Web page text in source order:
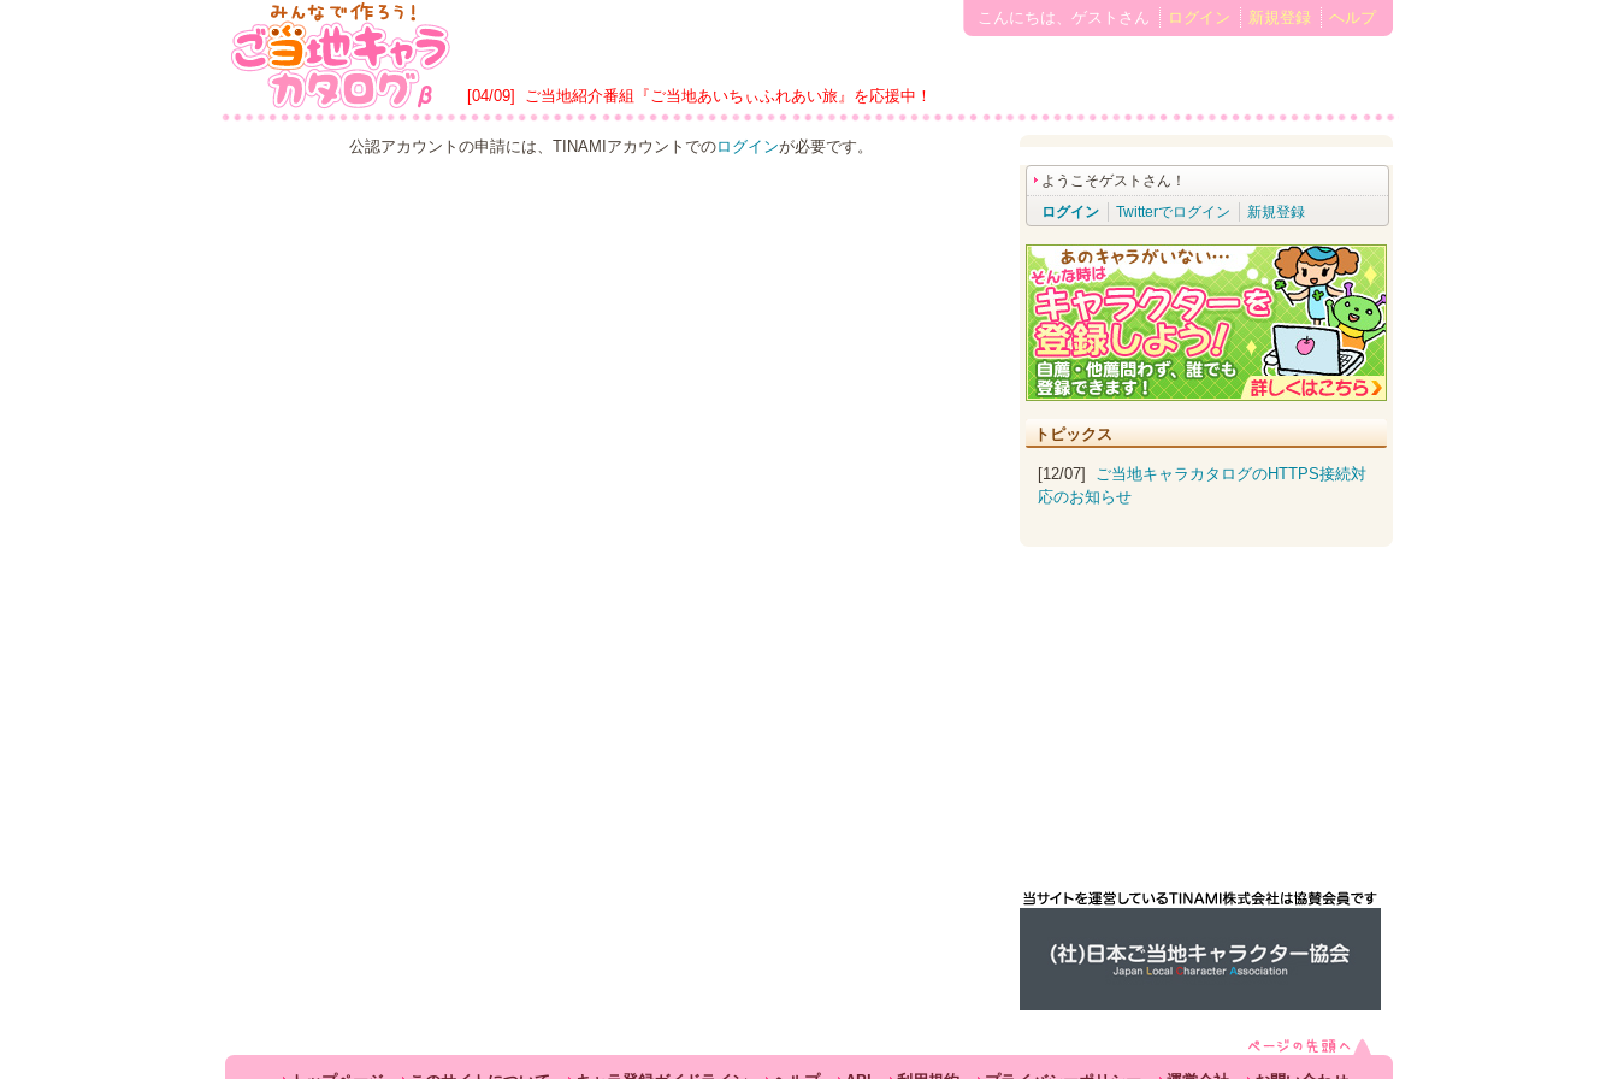
[04/09] ご当地紹介番組『ご当地あいちぃふれあい旅』を応援中！
こんにちは、ゲストさん ログイン 新規登録 ヘルプ
公認アカウントの申請には、TINAMIアカウントでのログインが必要です。
ようこそゲストさん！
ログイン
Twitterでログイン 新規登録
トピックス
[12/07] ご当地キャラカタログのHTTPS接続対
応のお知らせ